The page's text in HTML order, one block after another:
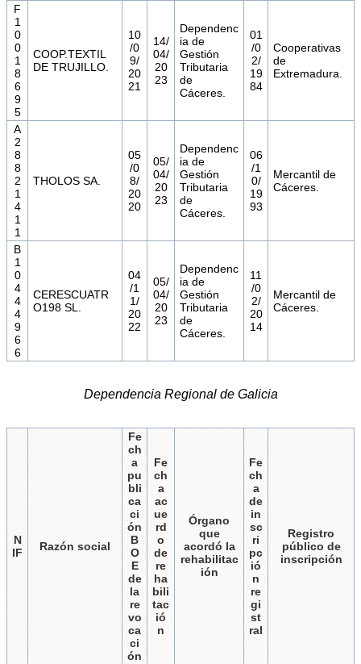
F
1
0
0
1
8
6
9
5
COOP.TEXTIL
DE TRUJILLO.
10
/0
9/
20
21
14/
04/
20
23
Dependenc
ia de
Gestión
Tributaria
de
Cáceres.
01
/0
2/
19
84
Cooperativas
de
Extremadura.
A
2
8
8
2
1
4
1
1
THOLOS SA.
05
/0
8/
20
20
05/
04/
20
23
Dependenc
ia de
Gestión
Tributaria
de
Cáceres.
06
/1
0/
19
93
Mercantil de
Cáceres.
B
1
0
4
4
4
9
6
6
CERESCUATR
O198 SL.
04
/1
1/
20
22
05/
04/
20
23
Dependenc
ia de
Gestión
Tributaria
de
Cáceres.
11
/0
2/
20
14
Mercantil de
Cáceres.
Dependencia Regional de Galicia
N
IF
Razón social
Fe
ch
a
pu
bli
ca
ci
ón
B
O
E
de
la
re
vo
ca
ci
ón
Fe
ch
a
ac
ue
rd
o
de
re
ha
bili
tac
ió
n
Órgano
que
acordó la
rehabilitac
ión
Fe
ch
a
de
in
sc
ri
pc
ió
n
re
gi
st
ral
Registro
público de
inscripción